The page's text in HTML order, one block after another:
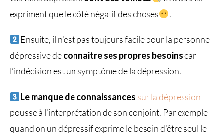
expriment que le côté négatif des choses
.
Ensuite, il n’est pas toujours facile pour la personne
dépressive deconnaitre ses propres besoinscar
l’indécision est un symptôme de la dépression.
Le manque de connaissances sur la dépression
pousse à l’interprétation de son conjoint. Par exemple
quand on un dépressif exprime le besoin d’être seul le